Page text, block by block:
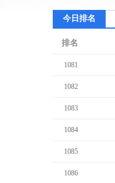
今日排名
排名
1081
1082
1083
1084
1085
1086